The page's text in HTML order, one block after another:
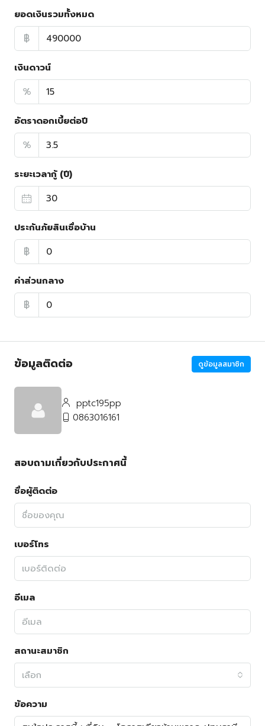
ยอดเงินรวมทั้งหมด
฿
เงินดาวน์
%
อัตราดอกเบี้ยต่อปี
%
ระยะเวลากู้ (ปี)
ประกันภัยสินเชื่อบ้าน
฿
ค่าส่วนกลาง
฿
ข้อมูลติดต่อ ดูข้อมูลสมาชิก
pptc195pp
0863016161
สอบถามเกี่ยวกับประกาศนี้
ชื่อผู้ติดต่อ
เบอร์โทร
อีเมล
สถานะสมาชิก
เลือก
ข้อความ